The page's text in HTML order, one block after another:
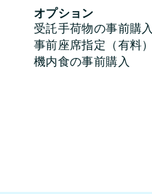
オプション
受託手荷物の事前購入
事前座席指定（有料）
機内食の事前購入